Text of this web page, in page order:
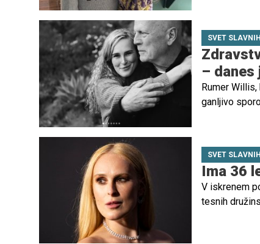
SVET SLAVNIH
– danes
Rumer
ganljivo
SVET SLAVNIH
Ima 36
V iskrenem
tesnih